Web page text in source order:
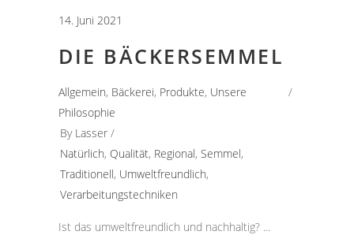
14. Juni 2021
DIE BÄCKERSEMMEL
Allgemein, Bäckerei, Produkte, Unsere
Philosophie
By Lasser
Natürlich, Qualität, Regional, Semmel,
Traditionell, Umweltfreundlich,
Verarbeitungstechniken
Ist das umweltfreundlich und nachhaltig?